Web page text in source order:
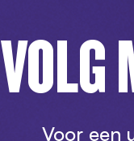
VOLG
Voor een